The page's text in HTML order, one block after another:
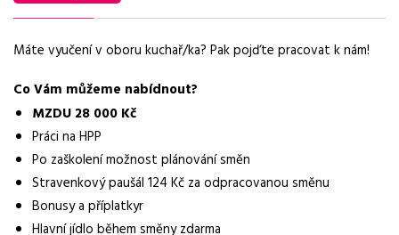
Práce na letišti v Praze, mzda 28 000 Kč, směny, bonusy,
Základní informace
Práce na letišti pro muže i ženy
Lokalita nabídky
Praha
Zaměstnavatel / agentura
Máte vyučení v oboru kuchař/ka? Pak pojďte pracovat k nám!
Co Vám můžeme nabídnout?
MZDU 28 000 Kč
Práci na HPP
Po zaškolení možnost plánování směn
Stravenkový paušál 124 Kč za odpracovanou směnu
Bonusy a příplatkyr
Hlavní jídlo během směny zdarma